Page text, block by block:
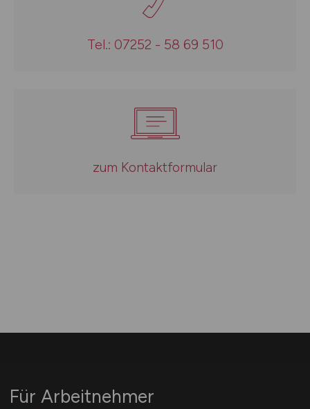
Tel.: 07252 - 58 69 510
zum Kontaktformular
Für Arbeitnehmer